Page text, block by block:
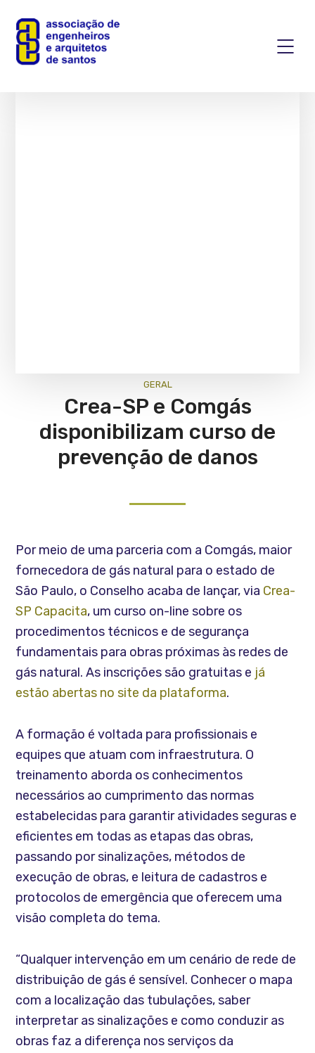
GERAL
Crea-SP e Comgás
disponibilizam curso de
prevenção de danos
Por meio de uma parceria com a Comgás, maior
fornecedora de gás natural para o estado de
São Paulo, o Conselho acaba de lançar, via Crea-
SP Capacita, um curso on-line sobre os
procedimentos técnicos e de segurança
fundamentais para obras próximas às redes de
gás natural. As inscrições são gratuitas e já
estão abertas no site da plataforma.
A formação é voltada para profissionais e
equipes que atuam com infraestrutura. O
treinamento aborda os conhecimentos
necessários ao cumprimento das normas
estabelecidas para garantir atividades seguras e
eficientes em todas as etapas das obras,
passando por sinalizações, métodos de
execução de obras, e leitura de cadastros e
protocolos de emergência que oferecem uma
visão completa do tema.
“Qualquer intervenção em um cenário de rede de
distribuição de gás é sensível. Conhecer o mapa
com a localização das tubulações, saber
interpretar as sinalizações e como conduzir as
obras faz a diferença nos serviços da